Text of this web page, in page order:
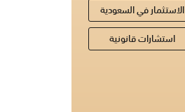
الاستثمار في السعودية
استشارات قانونية